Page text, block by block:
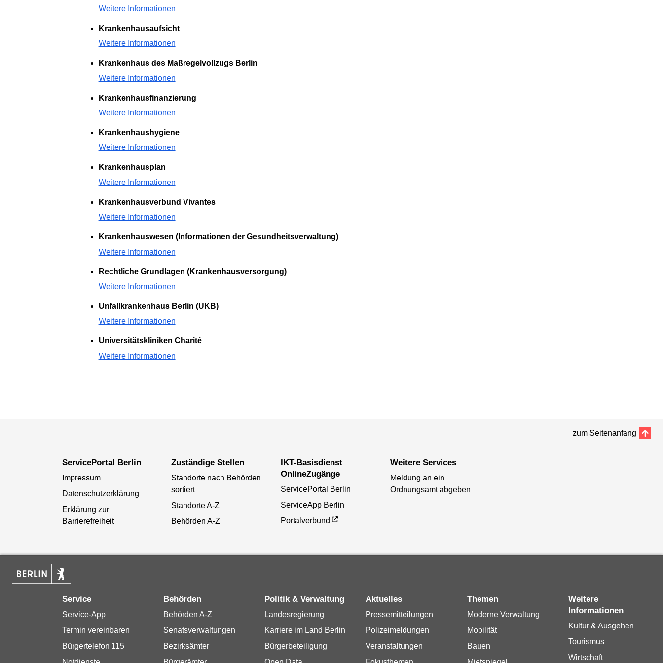
Weitere Informationen
Krankenhausaufsicht
Weitere Informationen
Krankenhaus des Maßregelvollzugs Berlin
Weitere Informationen
Krankenhausfinanzierung
Weitere Informationen
Krankenhaushygiene
Weitere Informationen
Krankenhausplan
Weitere Informationen
Krankenhausverbund Vivantes
Weitere Informationen
Krankenhauswesen (Informationen der Gesundheitsverwaltung)
Weitere Informationen
Rechtliche Grundlagen (Krankenhausversorgung)
Weitere Informationen
Unfallkrankenhaus Berlin (UKB)
Weitere Informationen
Universitätskliniken Charité
Weitere Informationen
zum Seitenanfang
ServicePortal Berlin
Impressum
Datenschutzerklärung
Erklärung zur
Barrierefreiheit
Zuständige Stellen
Standorte nach Behörden
sortiert
Standorte A-Z
Behörden A-Z
IKT-Basisdienst
OnlineZugänge
ServicePortal Berlin
ServiceApp Berlin
Portalverbund
Weitere Services
Meldung an ein
Ordnungsamt abgeben
Service
Service-App
Termin vereinbaren
Bürgertelefon 115
Behörden
Behörden A-Z
Senatsverwaltungen
Bezirksämter
Politik & Verwaltung
Landesregierung
Karriere im Land Berlin
Bürgerbeteiligung
Aktuelles
Pressemitteilungen
Polizeimeldungen
Veranstaltungen
Themen
Moderne Verwaltung
Mobilität
Bauen
Weitere
Informationen
Kultur & Ausgehen
Tourismus
Wirtschaft